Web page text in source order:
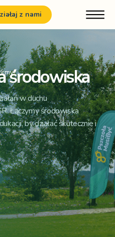
z nami
środowiska
w duchu
Łączymy środowiska
by działać skutecznie i